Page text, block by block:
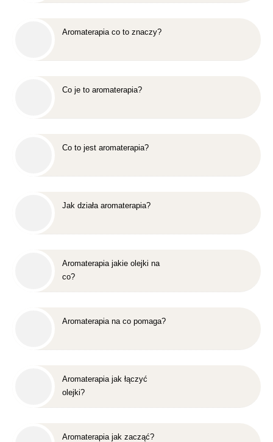
Aromaterapia co to znaczy?
Co je to aromaterapia?
Co to jest aromaterapia?
Jak działa aromaterapia?
Aromaterapia jakie olejki na
co?
Aromaterapia na co pomaga?
Aromaterapia jak łączyć
olejki?
Aromaterapia jak zacząć?